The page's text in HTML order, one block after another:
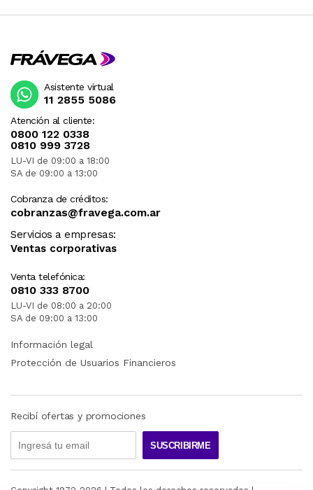
Atención al cliente:
0800 122 0338
0810 999 3728
LU-VI de 09:00 a 18:00
SA de 09:00 a 13:00
Cobranza de créditos:
cobranzas@fravega.com.ar
Servicios a empresas:
Ventas corporativas
Venta telefónica:
0810 333 8700
LU-VI de 08:00 a 20:00
SA de 09:00 a 13:00
Asistente virtual
11 2855 5086
Información legal
Protección de Usuarios Financieros
Recibí ofertas y promociones
SUSCRIBIRME